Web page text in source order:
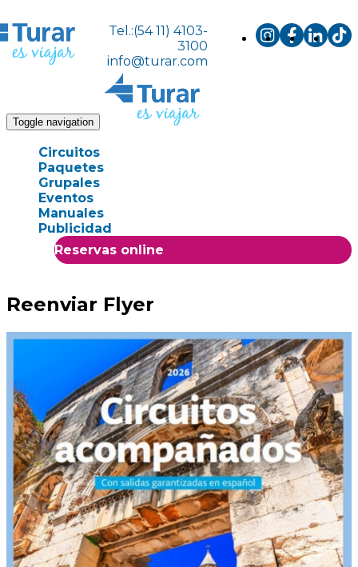
Tel.:(54 11) 4103-
3100
info@turar.com
Toggle navigation
Circuitos
Paquetes
Grupales
Eventos
Manuales
Publicidad
Reservas online
Reenviar Flyer